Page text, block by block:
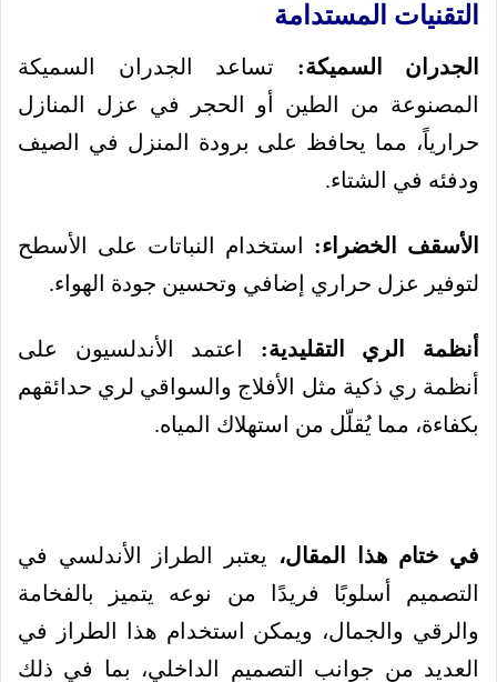
التقنيات المستدامة
الجدران السميكة: تساعد الجدران السميكة
المصنوعة من الطين أو الحجر في عزل المنازل
حرارياً، مما يحافظ على برودة المنزل في الصيف
ودفئه في الشتاء.
الأسقف الخضراء: استخدام النباتات على الأسطح
لتوفير عزل حراري إضافي وتحسين جودة الهواء.
أنظمة الري التقليدية: اعتمد الأندلسيون على
أنظمة ري ذكية مثل الأفلاج والسواقي لري حدائقهم
بكفاءة، مما يُقلّل من استهلاك المياه.
في ختام هذا المقال، يعتبر الطراز الأندلسي في
التصميم أسلوبًا فريدًا من نوعه يتميز بالفخامة
والرقي والجمال، ويمكن استخدام هذا الطراز في
العديد من جوانب التصميم الداخلي، بما في ذلك